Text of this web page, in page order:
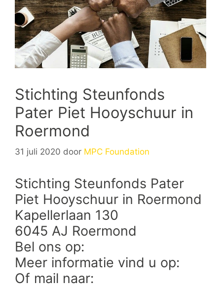
Stichting Steunfonds
Pater Piet Hooyschuur in
Roermond
31 juli 2020 door MPC Foundation
Stichting Steunfonds Pater
Piet Hooyschuur in Roermond
Kapellerlaan 130
6045 AJ Roermond
Bel ons op:
Meer informatie vind u op:
Of mail naar: